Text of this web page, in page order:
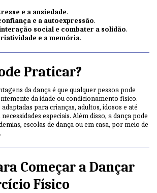
e a ansiedade.
e a autoexpressão.
social e combater a solidão.
e a memória.
Praticar?
da dança é que qualquer pessoa pode
da idade ou condicionamento físico.
para crianças, adultos, idosos e até
especiais. Além disso, a dança pode
escolas de dança ou em casa, por meio de
Começar a Dançar
Físico